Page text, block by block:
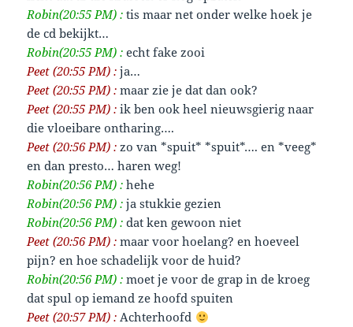
Robin(20:55 PM) : tis maar net onder welke hoek je
de cd bekijkt…
Robin(20:55 PM) : echt fake zooi
Peet (20:55 PM) : ja…
Peet (20:55 PM) : maar zie je dat dan ook?
Peet (20:55 PM) : ik ben ook heel nieuwsgierig naar
die vloeibare ontharing….
Peet (20:56 PM) : zo van *spuit* *spuit*…. en *veeg*
en dan presto… haren weg!
Robin(20:56 PM) : hehe
Robin(20:56 PM) : ja stukkie gezien
Robin(20:56 PM) : dat ken gewoon niet
Peet (20:56 PM) : maar voor hoelang? en hoeveel
pijn? en hoe schadelijk voor de huid?
Robin(20:56 PM) : moet je voor de grap in de kroeg
dat spul op iemand ze hoofd spuiten
Peet (20:57 PM) : Achterhoofd